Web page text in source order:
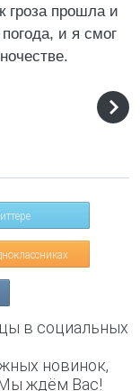
гроза прошла и
и я смог
в социальных
новинок,
Мы ждём Вас!